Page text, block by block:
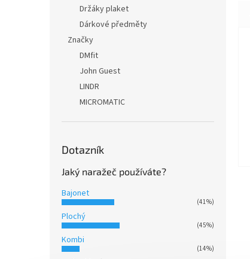
Držáky plaket
Dárkové předměty
Značky
DMfit
John Guest
LINDR
MICROMATIC
Dotazník
Jaký naražeč používáte?
Bajonet
(41%)
Plochý
(45%)
Kombi
(14%)